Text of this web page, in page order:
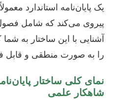
یک پایان‌نامه استاندارد
پیروی می‌کند که شامل
آشنایی با این ساختار به
را به صورت منطقی و قابل
نمای کلی ساختار
شاهکار علمی